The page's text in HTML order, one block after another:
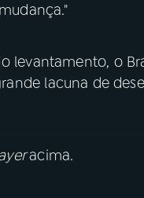
levantamento, o
lacuna de
acima.